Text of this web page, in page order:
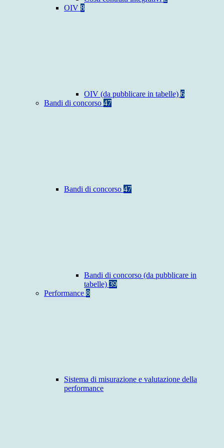
OIV 8
OIV (da pubblicare in tabelle) 6
Bandi di concorso 47
Bandi di concorso 47
Bandi di concorso (da pubblicare in
tabelle) 39
Performance 8
Sistema di misurazione e valutazione della
performance